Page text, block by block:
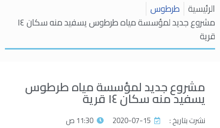
الرئيسية طرطوس
مشروع جديد لمؤسسة مياه طرطوس يسفيد منه سكان ١٤
قرية
مشروع جديد لمؤسسة مياه طرطوس
يسفيد منه سكان ١٤ قرية
نشرت بتاريخ : 2020-07-15
11:30 ص